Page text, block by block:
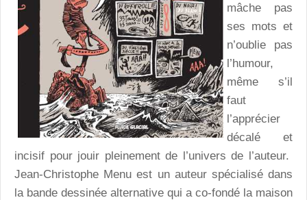
mâche pas
ses mots et
n’oublie pas
l’humour,
même s’il
faut
l’apprécier
décalé et
incisif pour jouir pleinement de l’univers de l’auteur.
Jean-Christophe Menu est un auteur spécialisé dans
la bande dessinée alternative qui a co-fondé la maison